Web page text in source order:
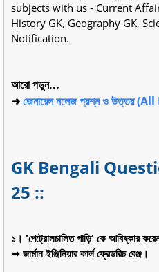
subjects with us - Current
History GK, Geography GK,
Notification.
আরো পড়ুন...
➜জেনারেল নলেজ প্রশ্ন ও উত্তর
GK Bengali
25 ::
১। 'পেট্রোলচালিত গাড়ি' কে আবিষ্কার
➥ জার্মান ইঞ্জিনিয়ার কার্ল ফ্রেডরিচ বেঞ্জ।